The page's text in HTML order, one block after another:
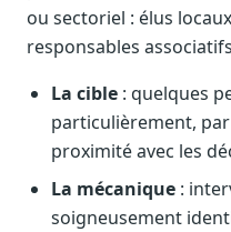
ou sectoriel : élus
responsables
La cible : quelques
particulièrement,
proximité avec les
La mécanique :
soigneusement